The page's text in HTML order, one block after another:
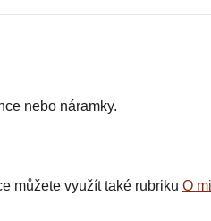
nebo náramky.
můžete využít také rubriku O